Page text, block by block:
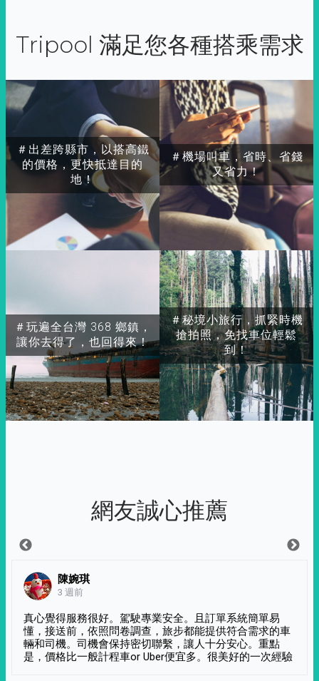
Tripool 滿足您各種搭乘需求
＃出差跨縣市，以搭高鐵
的價格，更快抵達目的
地！
＃玩遍全台灣 368 鄉鎮，
讓你去得了，也回得來！
＃秘境小旅行，抓緊時機
搶拍照，免找車位輕鬆
到！
＃機場叫車，省時、省錢
又省力！
網友誠心推薦
陳婉琪
3 週前
真心覺得服務很好。駕駛專業安全。且訂單系統簡單易
懂，接送前，依照問卷調查，旅步都能提供符合需求的車
輛和司機。司機會保持密切聯繫，讓人十分安心。重點
是，價格比一般計程車or Uber便宜多。很美好的一次經驗